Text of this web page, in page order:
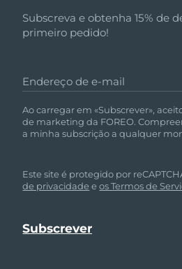
Subscreva e obtenha 15% de
primeiro pedido!
Endereço de e-mail
Ao carregar em «Subscrever»,
de marketing da FOREO.
a minha subscrição a qualquer
Este site é protegido por
de privacidade eos Termos de